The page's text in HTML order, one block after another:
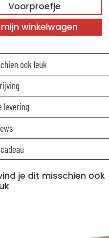
Voorproefje
mijn winkelwagen
ook leuk
levering
je dit misschien ook